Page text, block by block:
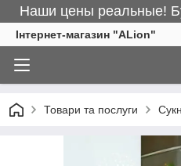
Наши цены реальные!
Інтернет-магазин "ALіon"
Товари та послуги